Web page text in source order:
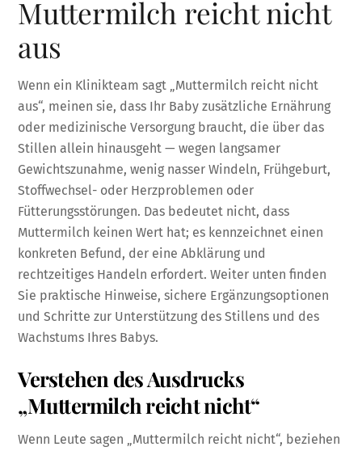
Muttermilch reicht nicht
aus
Wenn ein Klinikteam sagt „Muttermilch reicht nicht
aus“, meinen sie, dass Ihr Baby zusätzliche Ernährung
oder medizinische Versorgung braucht, die über das
Stillen allein hinausgeht — wegen langsamer
Gewichtszunahme, wenig nasser Windeln, Frühgeburt,
Stoffwechsel- oder Herzproblemen oder
Fütterungsstörungen. Das bedeutet nicht, dass
Muttermilch keinen Wert hat; es kennzeichnet einen
konkreten Befund, der eine Abklärung und
rechtzeitiges Handeln erfordert. Weiter unten finden
Sie praktische Hinweise, sichere Ergänzungsoptionen
und Schritte zur Unterstützung des Stillens und des
Wachstums Ihres Babys.
Verstehen des Ausdrucks
„Muttermilch reicht nicht“
Wenn Leute sagen „Muttermilch reicht nicht“, beziehen